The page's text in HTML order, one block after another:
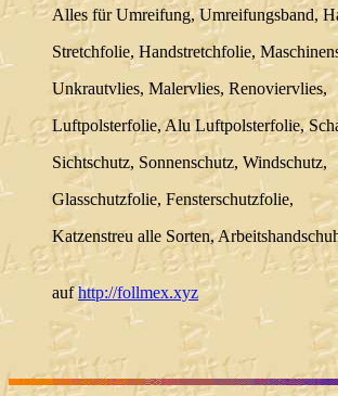
Alles für Umreifung, Umreifungsband,
Stretchfolie, Handstretchfolie,
Unkrautvlies, Malervlies, Renoviervlies,
Luftpolsterfolie, Alu Luftpolsterfolie,
Sichtschutz, Sonnenschutz, Windschutz,
Glasschutzfolie, Fensterschutzfolie,
Katzenstreu alle Sorten,
aufhttp://follmex.xyz